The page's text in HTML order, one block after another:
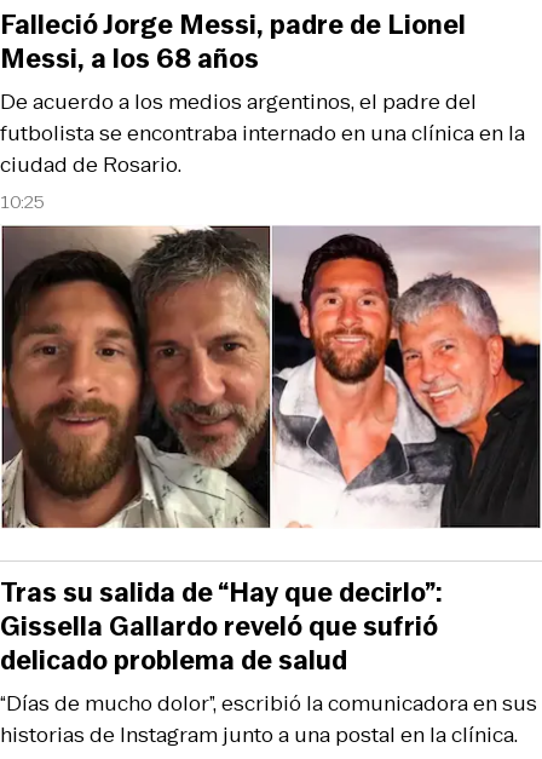
10:25
De acuerdo a los medios argentinos, el padre del
futbolista se encontraba internado en una clínica en la
ciudad de Rosario.
Falleció Jorge Messi, padre de Lionel
Messi, a los 68 años
“Días de mucho dolor”, escribió la comunicadora en sus
historias de Instagram junto a una postal en la clínica.
Tras su salida de “Hay que decirlo”:
Gissella Gallardo reveló que sufrió
delicado problema de salud